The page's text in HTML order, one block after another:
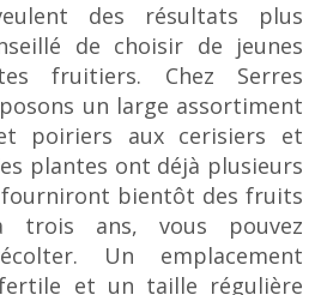
des résultats plus
de choisir de jeunes
fruitiers. Chez Serres
un large assortiment
poiriers aux cerisiers et
plantes ont déjà plusieurs
fourniront bientôt des fruits
trois ans, vous pouvez
Un emplacement
et un taille régulière